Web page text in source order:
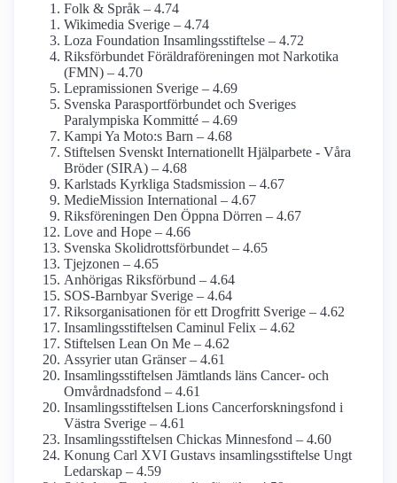
Folk & Språk – 4.74
Wikimedia Sverige – 4.74
Loza Foundation Insamlings­stiftelse – 4.72
Riksförbundet Föräldra­föreningen mot Narkotika
(FMN) – 4.70
Lepramissionen Sverige – 4.69
Svenska Parasportförbundet och Sveriges
Paralympiska Kommitté – 4.69
Kampi Ya Moto:s Barn – 4.68
Stiftelsen Svenskt Internationellt Hjälparbete - Våra
Bröder (SIRA) – 4.68
Karlstads Kyrkliga Stadsmission – 4.67
MedieMission International – 4.67
Riksföreningen Den Öppna Dörren – 4.67
Love and Hope – 4.66
Svenska Skolidrotts­förbundet – 4.65
Tjejzonen – 4.65
Anhörigas Riksförbund – 4.64
SOS-Barnbyar Sverige – 4.64
Riks­organisationen för ett Drogfritt Sverige – 4.62
Insamlings­stiftelsen Caminul Felix – 4.62
Stiftelsen Lean On Me – 4.62
Assyrier utan Gränser – 4.61
Insamlings­stiftelsen Jämtlands läns Cancer- och
Omvårdnads­fond – 4.61
Insamlings­stiftelsen Lions Cancerforsknings­fond i
Västra Sverige – 4.61
Insamlings­stiftelsen Chickas Minnesfond – 4.60
Konung Carl XVI Gustavs insamlings­stiftelse Ungt
Ledarskap – 4.59